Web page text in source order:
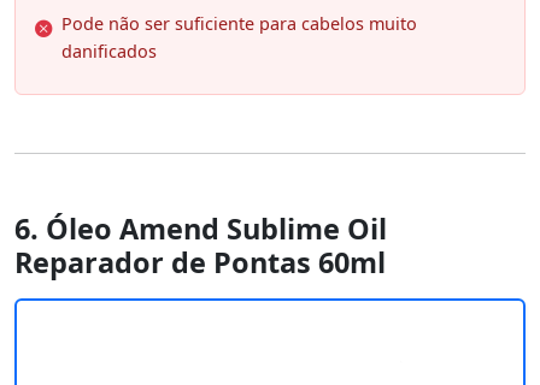
Pode não ser suficiente para cabelos muito
danificados
6. Óleo Amend Sublime Oil
Reparador de Pontas 60ml